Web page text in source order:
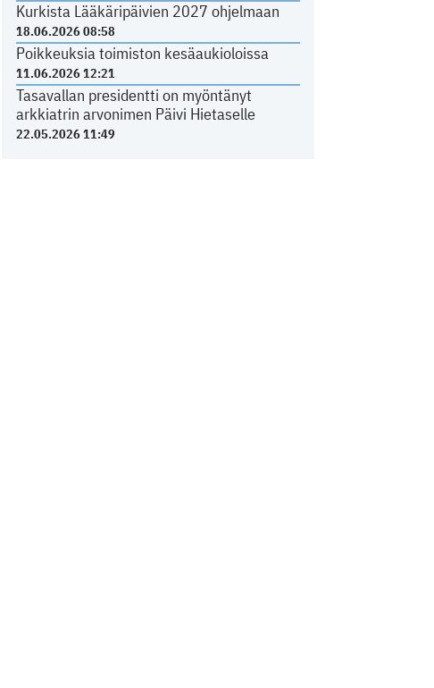
Kurkista Lääkäripäivien 2027 ohjelmaan
18.06.2026 08:58
Poikkeuksia toimiston kesäaukioloissa
11.06.2026 12:21
Tasavallan presidentti on myöntänyt
arkkiatrin arvonimen Päivi Hietaselle
22.05.2026 11:49